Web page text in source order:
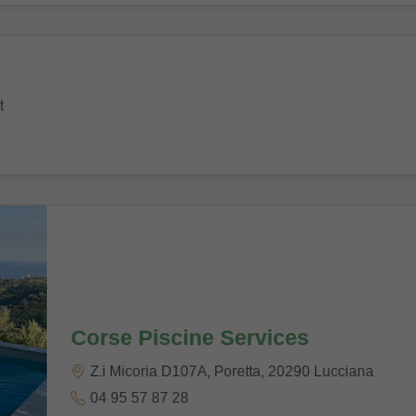
Corse Piscine Services
Z.i Micoria D107A, Poretta, 20290 Lucciana
04 95 57 87 28